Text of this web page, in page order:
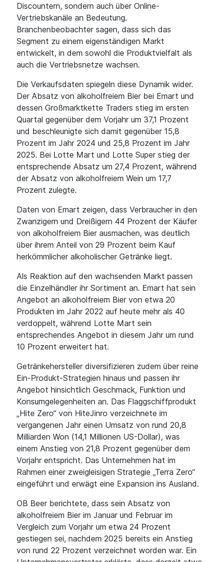
Discountern, sondern auch über Online-
Vertriebskanäle an Bedeutung.
Branchenbeobachter sagen, dass sich das
Segment zu einem eigenständigen Markt
entwickelt, in dem sowohl die Produktvielfalt als
auch die Vertriebsnetze wachsen.
Die Verkaufsdaten spiegeln diese Dynamik wider.
Der Absatz von alkoholfreiem Bier bei Emart und
dessen Großmarktkette Traders stieg im ersten
Quartal gegenüber dem Vorjahr um 37,1 Prozent
und beschleunigte sich damit gegenüber 15,8
Prozent im Jahr 2024 und 25,8 Prozent im Jahr
2025. Bei Lotte Mart und Lotte Super stieg der
entsprechende Absatz um 27,4 Prozent, während
der Absatz von alkoholfreiem Wein um 17,7
Prozent zulegte.
Daten von Emart zeigen, dass Verbraucher in den
Zwanzigern und Dreißigern 44 Prozent der Käufer
von alkoholfreiem Bier ausmachen, was deutlich
über ihrem Anteil von 29 Prozent beim Kauf
herkömmlicher alkoholischer Getränke liegt.
Als Reaktion auf den wachsenden Markt passen
die Einzelhändler ihr Sortiment an. Emart hat sein
Angebot an alkoholfreiem Bier von etwa 20
Produkten im Jahr 2022 auf heute mehr als 40
verdoppelt, während Lotte Mart sein
entsprechendes Angebot in diesem Jahr um rund
10 Prozent erweitert hat.
Getränkehersteller diversifizieren zudem über reine
Ein-Produkt-Strategien hinaus und passen ihr
Angebot hinsichtlich Geschmack, Funktion und
Konsumgelegenheiten an. Das Flaggschiffprodukt
„Hite Zero“ von HiteJinro verzeichnete im
vergangenen Jahr einen Umsatz von rund 20,8
Milliarden Won (14,1 Millionen US-Dollar), was
einem Anstieg von 21,8 Prozent gegenüber dem
Vorjahr entspricht. Das Unternehmen hat im
Rahmen einer zweigleisigen Strategie „Terra Zero“
eingeführt und erwägt eine Expansion ins Ausland.
OB Beer berichtete, dass sein Absatz von
alkoholfreiem Bier im Januar und Februar im
Vergleich zum Vorjahr um etwa 24 Prozent
gestiegen sei, nachdem 2025 bereits ein Anstieg
von rund 22 Prozent verzeichnet worden war. Ein